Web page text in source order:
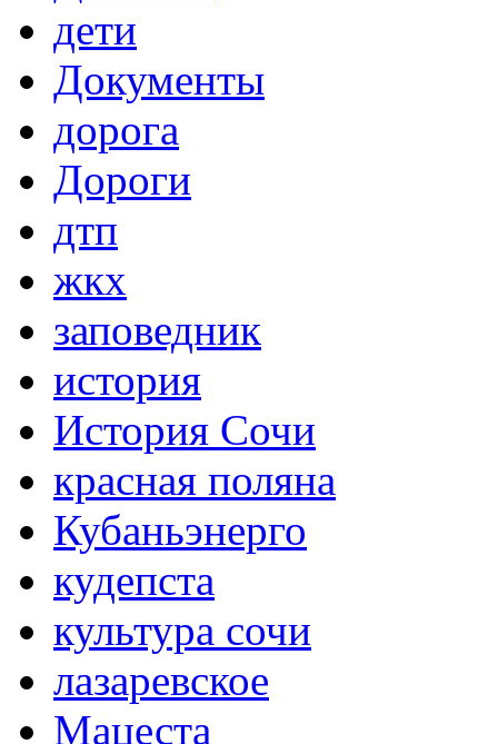
дети
Документы
дорога
Дороги
дтп
жкх
заповедник
история
История Сочи
красная поляна
Кубаньэнерго
кудепста
культура сочи
лазаревское
Мацеста